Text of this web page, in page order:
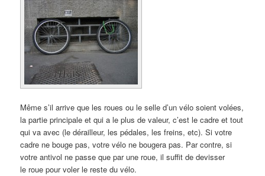
Même s’il arrive que les roues ou le selle d’un vélo soient volées,
la partie principale et qui a le plus de valeur, c’est le cadre et tout
qui va avec (le dérailleur, les pédales, les freins, etc). Si votre
cadre ne bouge pas, votre vélo ne bougera pas. Par contre, si
votre antivol ne passe que par une roue, il suffit de devisser
le roue pour voler le reste du vélo.